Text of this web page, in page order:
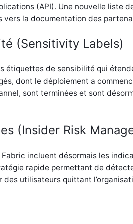
(API). Une nouvelle liste
la documentation des
(Sensitivity Labels)
étiquettes de sensibilité qui
dont le déploiement a
sont terminées et sont
(Insider Risk
incluent désormais les
rapide permettant de
utilisateurs quittant